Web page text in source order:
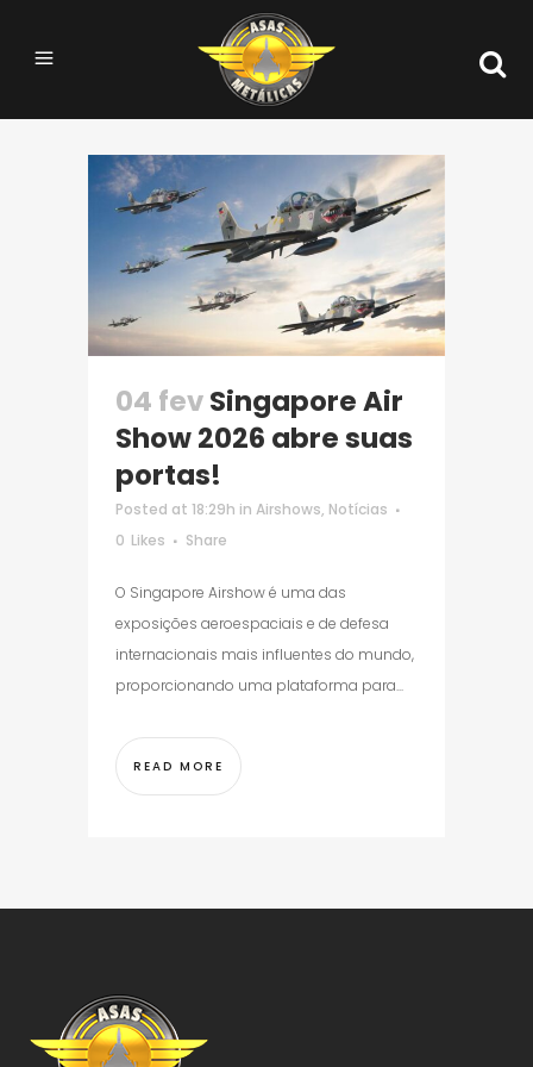
04 fevSingapore Air
Show 2026 abre suas
portas!
Posted at 18:29h in Airshows, Notícias
0 Likes Share
O Singapore Airshow é uma das
exposições aeroespaciais e de defesa
internacionais mais influentes do mundo,
proporcionando uma plataforma para...
READ MORE